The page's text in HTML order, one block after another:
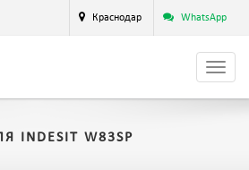
Краснодар WhatsApp
W83SP